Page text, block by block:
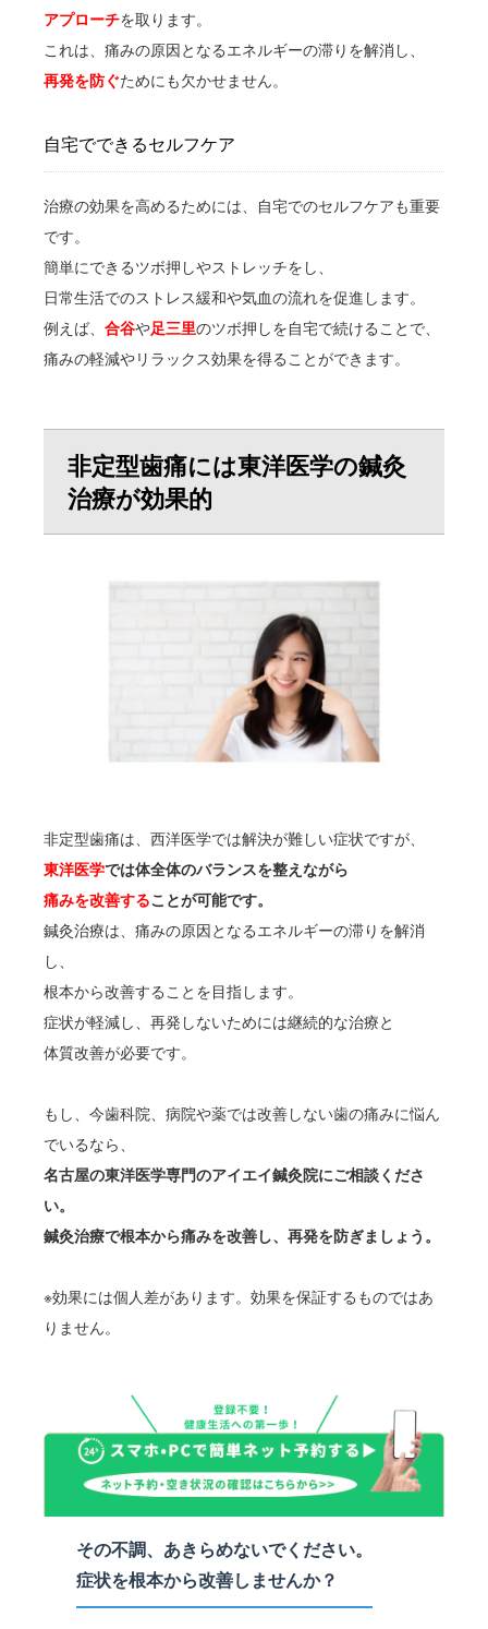
アプローチを取ります。
これは、痛みの原因となるエネルギーの滞りを解消し、
再発を防ぐためにも欠かせません。
自宅でできるセルフケア
治療の効果を高めるためには、自宅でのセルフケアも重要
です。
簡単にできるツボ押しやストレッチをし、
日常生活でのストレス緩和や気血の流れを促進します。
例えば、 合谷や足三里のツボ押しを自宅で続けることで、
痛みの軽減やリラックス効果を得ることができます。
非定型歯痛には東洋医学の鍼灸
治療が効果的
非定型歯痛は、西洋医学では解決が難しい症状ですが、
東洋医学では体全体のバランスを整えながら
痛みを改善することが可能です。
鍼灸治療は、痛みの原因となるエネルギーの滞りを解消
し、
根本から改善することを目指します。
症状が軽減し、再発しないためには継続的な治療と
体質改善が必要です。
もし、今歯科院、病院や薬では改善しない歯の痛みに悩ん
でいるなら、
名古屋の東洋医学専門のアイエイ鍼灸院にご相談くださ
い。
鍼灸治療で根本から痛みを改善し、再発を防ぎましょう。
※効果には個人差があります。効果を保証するものではあ
りません。
その不調、あきらめないでください。
症状を根本から改善しませんか？